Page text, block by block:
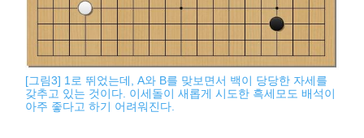
[그림3] 1로 뛰었는데, A와 B를 맞보면서 백이 당당한 자세를
갖추고 있는 것이다. 이세돌이 새롭게 시도한 흑세모도 배석이
아주 좋다고 하기 어려워진다.